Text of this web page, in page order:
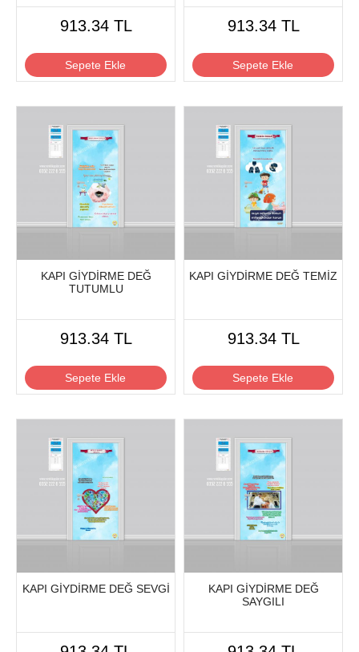
913.34 TL
Sepete Ekle
913.34 TL
Sepete Ekle
KAPI GİYDİRME DEĞ
TUTUMLU
913.34 TL
Sepete Ekle
KAPI GİYDİRME DEĞ TEMİZ
913.34 TL
Sepete Ekle
KAPI GİYDİRME DEĞ SEVGİ
KAPI GİYDİRME DEĞ
SAYGILI